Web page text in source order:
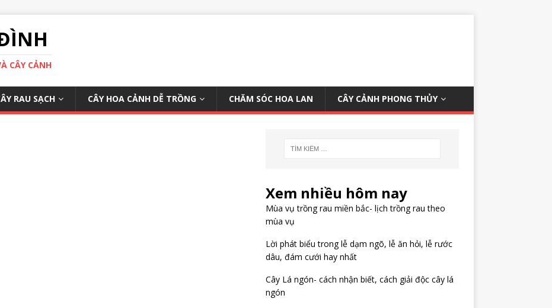
CÂY CẢNH
RAU SẠCH CÂY HOA CẢNH DỄ TRỒNG CHĂM SÓC HOA LAN CÂY CẢNH PHONG THỦY
Xem nhiều hôm nay
Mùa vụ trồng rau miền bắc- lịch trồng rau theo
mùa vụ
Lời phát biểu trong lễ dạm ngõ, lễ ăn hỏi, lễ rước
dâu, đám cưới hay nhất
Cây Lá ngón- cách nhận biết, cách giải độc cây lá
ngón